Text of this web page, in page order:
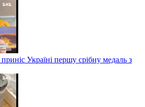
Україні першу срібну медаль з